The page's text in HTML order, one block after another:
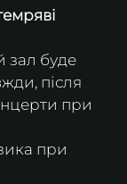
зал буде
після
при
при